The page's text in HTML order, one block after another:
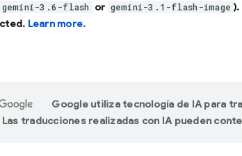
gemini-3.6-flash or gemini-3.1-flash-image
Learn more.
Google utiliza tecnología de IA para
Las traducciones realizadas con IA pueden